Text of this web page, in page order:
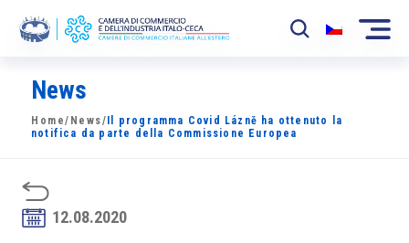
La Camera
News
Sviluppo Mercato
News
Home/ News/ Il programma Covid Lázně ha ottenuto la
notifica da parte della Commissione Europea
12.08.2020